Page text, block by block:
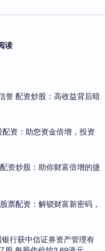
读
誉 配资炒股：高收益背后暗
资：助您资金倍增，投资
资炒股：助你财富倍增的捷
票配资：解锁财富新密码，
行获中信证券资产管理有